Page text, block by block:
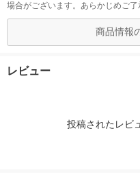
場合がございます。あらかじめご了
商品情報
レビュー
投稿されたレビ